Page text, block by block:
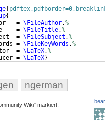
{
=
\FileAuthor,%
=
\FileTitle,%
=
\FileSubject ,%
=
\FileKeyWords ,%
=
\LaTeX,%
=
\LaTeX}
ngerman
Wiki" markiert.